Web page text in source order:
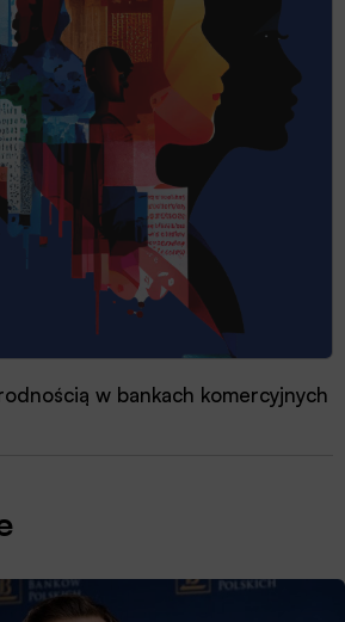
w bankach komercyjnych